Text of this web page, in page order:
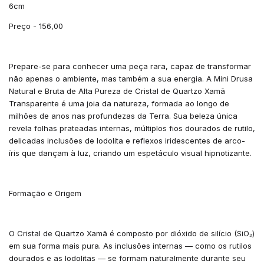
6cm
Preço - 156,00
Prepare-se para conhecer uma peça rara, capaz de transformar
não apenas o ambiente, mas também a sua energia. A Mini Drusa
Natural e Bruta de Alta Pureza de Cristal de Quartzo Xamã
Transparente é uma joia da natureza, formada ao longo de
milhões de anos nas profundezas da Terra. Sua beleza única
revela folhas prateadas internas, múltiplos fios dourados de rutilo,
delicadas inclusões de lodolita e reflexos iridescentes de arco-
íris que dançam à luz, criando um espetáculo visual hipnotizante.
Formação e Origem
O Cristal de Quartzo Xamã é composto por dióxido de silício (SiO₂)
em sua forma mais pura. As inclusões internas — como os rutilos
dourados e as lodolitas — se formam naturalmente durante seu